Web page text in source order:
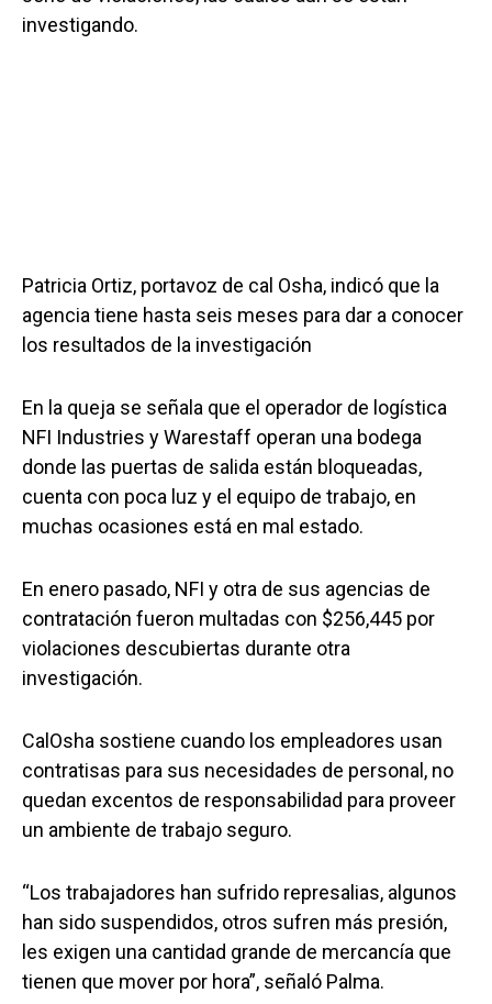
investigando.
Patricia Ortiz, portavoz de cal Osha, indicó que la
agencia tiene hasta seis meses para dar a conocer
los resultados de la investigación
En la queja se señala que el operador de logística
NFI Industries y Warestaff operan una bodega
donde las puertas de salida están bloqueadas,
cuenta con poca luz y el equipo de trabajo, en
muchas ocasiones está en mal estado.
En enero pasado, NFI y otra de sus agencias de
contratación fueron multadas con $256,445 por
violaciones descubiertas durante otra
investigación.
CalOsha sostiene cuando los empleadores usan
contratisas para sus necesidades de personal, no
quedan excentos de responsabilidad para proveer
un ambiente de trabajo seguro.
“Los trabajadores han sufrido represalias, algunos
han sido suspendidos, otros sufren más presión,
les exigen una cantidad grande de mercancía que
tienen que mover por hora”, señaló Palma.